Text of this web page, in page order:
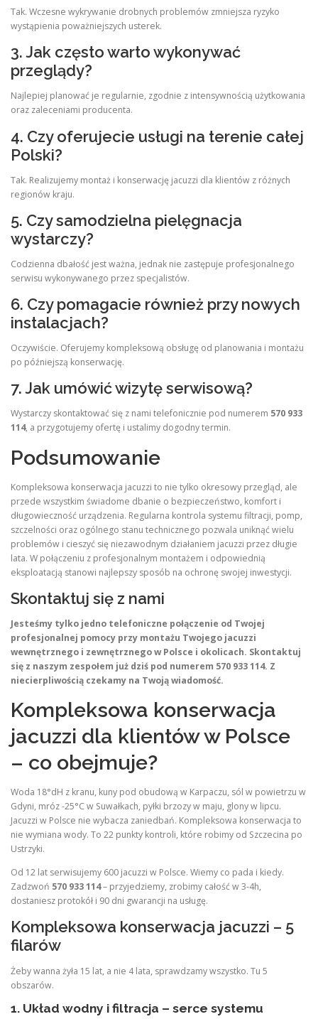
Tak. Wczesne wykrywanie drobnych problemów zmniejsza ryzyko
wystąpienia poważniejszych usterek.
3. Jak często warto wykonywać
przeglądy?
Najlepiej planować je regularnie, zgodnie z intensywnością użytkowania
oraz zaleceniami producenta.
4. Czy oferujecie usługi na terenie całej
Polski?
Tak. Realizujemy montaż i konserwację jacuzzi dla klientów z różnych
regionów kraju.
5. Czy samodzielna pielęgnacja
wystarczy?
Codzienna dbałość jest ważna, jednak nie zastępuje profesjonalnego
serwisu wykonywanego przez specjalistów.
6. Czy pomagacie również przy nowych
instalacjach?
Oczywiście. Oferujemy kompleksową obsługę od planowania i montażu
po późniejszą konserwację.
7. Jak umówić wizytę serwisową?
Wystarczy skontaktować się z nami telefonicznie pod numerem 570 933
114, a przygotujemy ofertę i ustalimy dogodny termin.
Podsumowanie
Kompleksowa konserwacja jacuzzi to nie tylko okresowy przegląd, ale
przede wszystkim świadome dbanie o bezpieczeństwo, komfort i
długowieczność urządzenia. Regularna kontrola systemu filtracji, pomp,
szczelności oraz ogólnego stanu technicznego pozwala uniknąć wielu
problemów i cieszyć się niezawodnym działaniem jacuzzi przez długie
lata. W połączeniu z profesjonalnym montażem i odpowiednią
eksploatacją stanowi najlepszy sposób na ochronę swojej inwestycji.
Skontaktuj się z nami
Jesteśmy tylko jedno telefoniczne połączenie od Twojej
profesjonalnej pomocy przy montażu Twojego jacuzzi
wewnętrznego i zewnętrznego w Polsce i okolicach. Skontaktuj
się z naszym zespołem już dziś pod numerem 570 933 114. Z
niecierpliwością czekamy na Twoją wiadomość.
Kompleksowa konserwacja
jacuzzi dla klientów w Polsce
– co obejmuje?
Woda 18°dH z kranu, kuny pod obudową w Karpaczu, sól w powietrzu w
Gdyni, mróz -25°C w Suwałkach, pyłki brzozy w maju, glony w lipcu.
Jacuzzi w Polsce nie wybacza zaniedbań. Kompleksowa konserwacja to
nie wymiana wody. To 22 punkty kontroli, które robimy od Szczecina po
Ustrzyki.
Od 12 lat serwisujemy 600 jacuzzi w Polsce. Wiemy co pada i kiedy.
Zadzwoń 570 933 114– przyjedziemy, zrobimy całość w 3-4h,
dostaniesz protokół i 90 dni gwarancji na usługę.
Kompleksowa konserwacja jacuzzi – 5
filarów
Żeby wanna żyła 15 lat, a nie 4 lata, sprawdzamy wszystko. Tu 5
obszarów.
1. Układ wodny i filtracja – serce systemu